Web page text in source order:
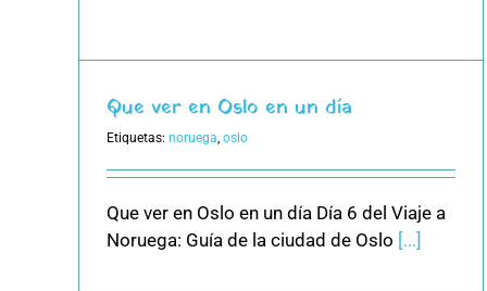
Que ver en Oslo en un día
Etiquetas: noruega, oslo
Que ver en Oslo en un día Día 6 del Viaje a
Noruega: Guía de la ciudad de Oslo [...]